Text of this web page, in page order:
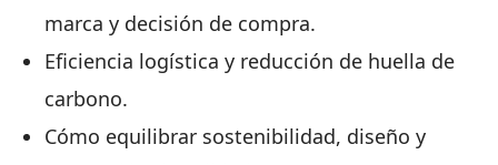
marca y decisión de compra.
Eficiencia logística y reducción de huella de
carbono.
Cómo equilibrar sostenibilidad, diseño y